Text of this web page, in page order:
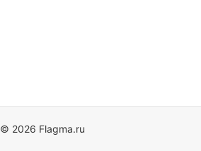
© 2026 Flagma.ru